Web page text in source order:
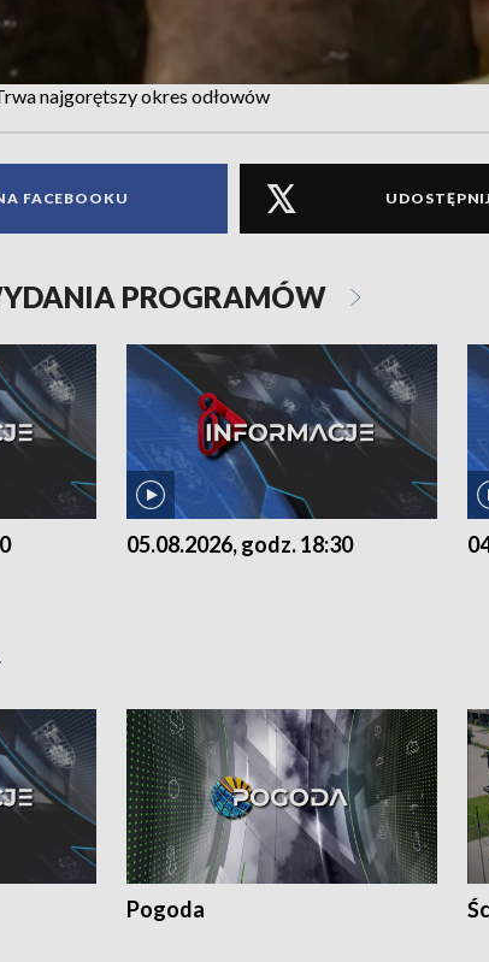
najgorętszy okres odłowów
FACEBOOKU
PROGRAMÓW
05.08.2026, godz. 18:30
Pogoda